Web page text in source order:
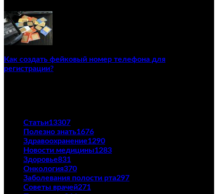
Как создать фейковый номер телефона для
регистрации?
Статьи13307
Полезно знать1676
Здравоохранение1290
Новости медицины1283
Здоровье831
Онкология370
Заболевания полости рта297
Советы врачей271